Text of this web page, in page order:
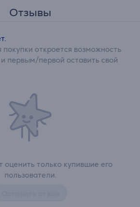
Отзывы
оценить только купившие его
пользователи.
откроется возможность
первым/первой оставить свой